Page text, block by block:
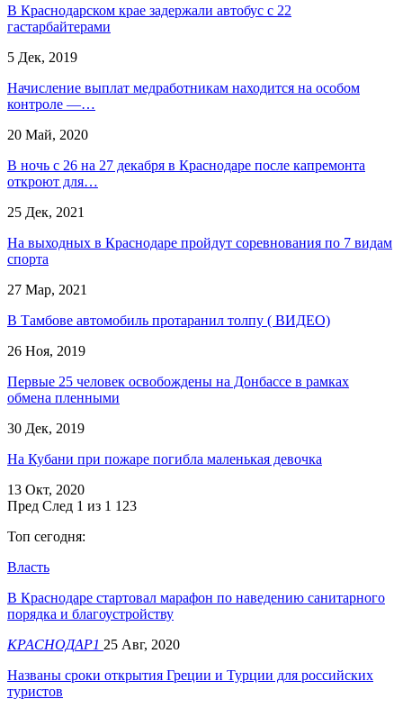
В Краснодарском крае задержали автобус с 22
гастарбайтерами
5 Дек, 2019
Начисление выплат медработникам находится на особом
контроле —…
20 Май, 2020
В ночь с 26 на 27 декабря в Краснодаре после капремонта
откроют для…
25 Дек, 2021
На выходных в Краснодаре пройдут соревнования по 7 видам
спорта
27 Мар, 2021
В Тамбове автомобиль протаранил толпу ( ВИДЕО)
26 Ноя, 2019
Первые 25 человек освобождены на Донбассе в рамках
обмена пленными
30 Дек, 2019
На Кубани при пожаре погибла маленькая девочка
13 Окт, 2020
Пред След 1 из 1 123
Топ сегодня:
Власть
В Краснодаре стартовал марафон по наведению санитарного
порядка и благоустройству
КРАСНОДАР1 25 Авг, 2020
Названы сроки открытия Греции и Турции для российских
туристов